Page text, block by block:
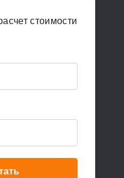
стоимости